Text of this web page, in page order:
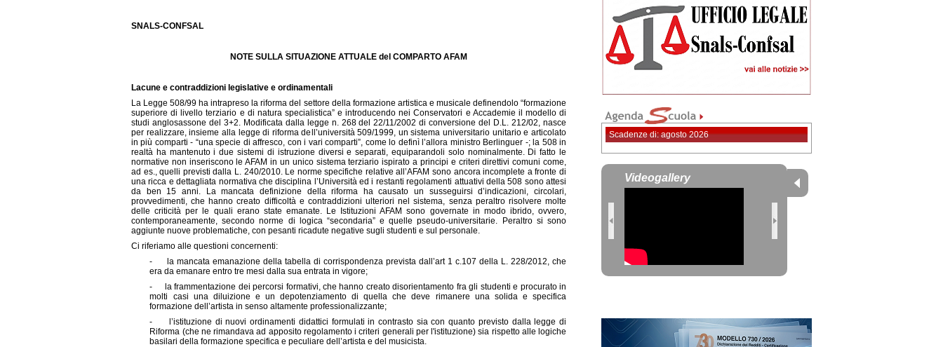
SNALS-CONFSAL
NOTE SULLA SITUAZIONE ATTUALE del COMPARTO AFAM
Lacune e contraddizioni legislative e ordinamentali
La Legge 508/99 ha intrapreso la riforma del settore della formazione artistica e musicale definendolo “formazione
superiore di livello terziario e di natura specialistica” e introducendo nei Conservatori e Accademie il modello di
studi anglosassone del 3+2. Modificata dalla legge n. 268 del 22/11/2002 di conversione del D.L. 212/02, nasce
per realizzare, insieme alla legge di riforma dell’università 509/1999, un sistema universitario unitario e articolato
in più comparti - “una specie di affresco, con i vari comparti”, come lo definì l’allora ministro Berlinguer -; la 508 in
realtà ha mantenuto i due sistemi di istruzione diversi e separati, equiparandoli solo nominalmente. Di fatto le
normative non inseriscono le AFAM in un unico sistema terziario ispirato a principi e criteri direttivi comuni come,
ad es., quelli previsti dalla L. 240/2010. Le norme specifiche relative all’AFAM sono ancora incomplete a fronte di
una ricca e dettagliata normativa che disciplina l’Università ed i restanti regolamenti attuativi della 508 sono attesi
da ben 15 anni. La mancata definizione della riforma ha causato un susseguirsi d’indicazioni, circolari,
provvedimenti, che hanno creato difficoltà e contraddizioni ulteriori nel sistema, senza peraltro risolvere molte
delle criticità per le quali erano state emanate. Le Istituzioni AFAM sono governate in modo ibrido, ovvero,
contemporaneamente, secondo norme di logica “secondaria” e quelle pseudo-universitarie. Peraltro si sono
aggiunte nuove problematiche, con pesanti ricadute negative sugli studenti e sul personale.
Ci riferiamo alle questioni concernenti:
- la mancata emanazione della tabella di corrispondenza prevista dall’art 1 c.107 della L. 228/2012, che
era da emanare entro tre mesi dalla sua entrata in vigore;
- la frammentazione dei percorsi formativi, che hanno creato disorientamento fra gli studenti e procurato in
molti casi una diluizione e un depotenziamento di quella che deve rimanere una solida e specifica
formazione dell’artista in senso altamente professionalizzante;
- l’istituzione di nuovi ordinamenti didattici formulati in contrasto sia con quanto previsto dalla legge di
Riforma (che ne rimandava ad apposito regolamento i criteri generali per l'istituzione) sia rispetto alle logiche
basilari della formazione specifica e peculiare dell’artista e del musicista.
Scadenze di: agosto 2026
Videogallery